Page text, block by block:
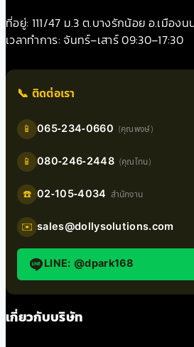
ที่อยู่: 111/47 ม.3 ต.บางรักน้อย อ.เมือง
เวลาทำการ: จันทร์–เสาร์ 09:30–17:30
📞 ติดต่อเรา
📱 065-234-0660 (คุณพงษ์)
📱 080-246-2448 (คุณโทน)
☎️ 02-105-4034 สำนักงาน
✉️ sales@dollysolutions.com
LINE: @dpark168
เกี่ยวกับบริษัท